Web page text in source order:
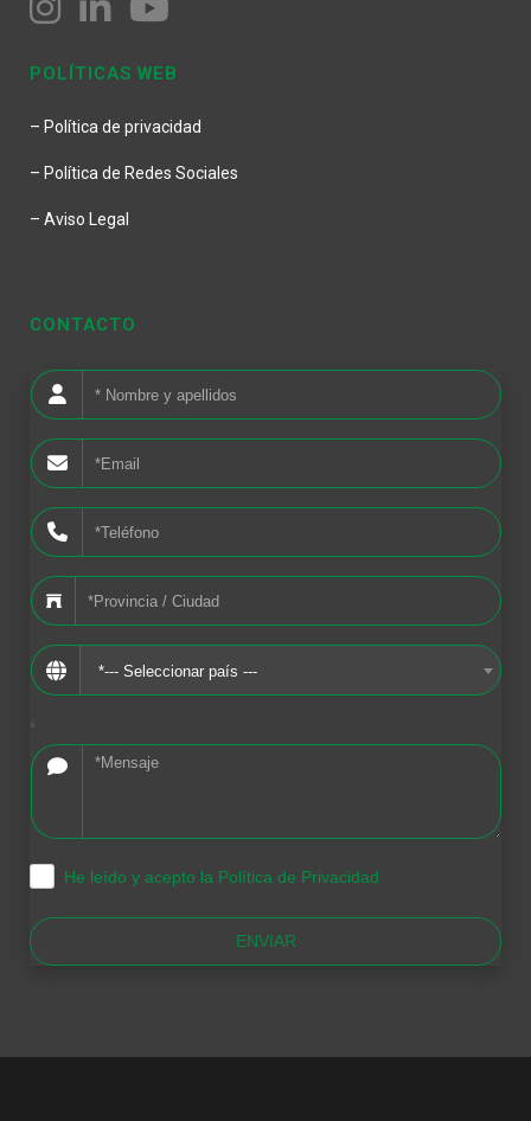
POLÍTICAS WEB
– Política de privacidad
– Política de Redes Sociales
– Aviso Legal
CONTACTO
*--- Seleccionar país ---
*
He leído y acepto la Política de Privacidad
ENVIAR